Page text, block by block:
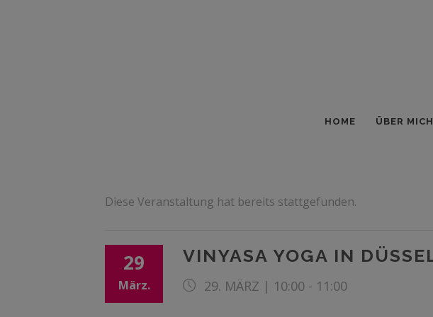
HOME ÜBER MICH
Diese Veranstaltung hat bereits stattgefunden.
29
März.
VINYASA YOGA IN
29. MÄRZ | 10:00 - 11:00